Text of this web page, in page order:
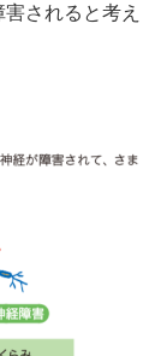
されると考え